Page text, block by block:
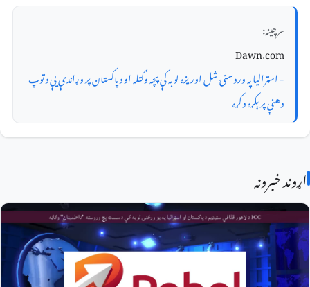
سرچینه:
Dawn.com
- اسټرالیا په وروستۍ شل اوریزه لوبه کې پچه وګټله او د پاکستان پر وړاندې یې د توپ
وهنې پرېکړه وکړه
اړوند خبرونه